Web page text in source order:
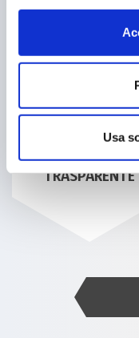
lacookie policy.
Usa
ZAPON –
NITRO
TRASPARENTE